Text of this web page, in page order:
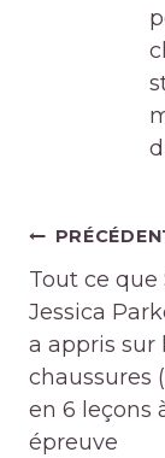
Navigation
de
l’article
Tout ce que
Jessica
a appris sur
chaussures
en 6 leçons
épreuve